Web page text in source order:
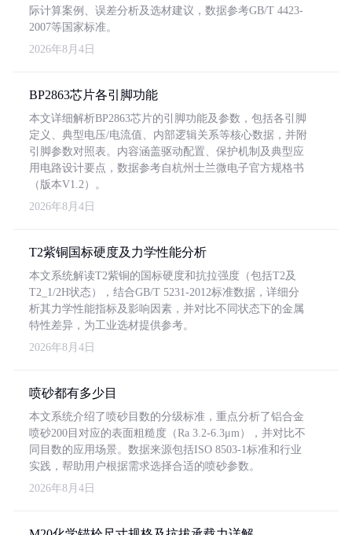
际计算案例、误差分析及选材建议，数据参考GB/T 4423-
2007等国家标准。
2026年8月4日
BP2863芯片各引脚功能
本文详细解析BP2863芯片的引脚功能及参数，包括各引脚
定义、典型电压/电流值、内部逻辑关系等核心数据，并附
引脚参数对照表。内容涵盖驱动配置、保护机制及典型应
用电路设计要点，数据参考自杭州士兰微电子官方规格书
（版本V1.2）。
2026年8月4日
T2紫铜国标硬度及力学性能分析
本文系统解读T2紫铜的国标硬度和抗拉强度（包括T2及
T2_1/2H状态），结合GB/T 5231-2012标准数据，详细分
析其力学性能指标及影响因素，并对比不同状态下的金属
特性差异，为工业选材提供参考。
2026年8月4日
喷砂都有多少目
本文系统介绍了喷砂目数的分级标准，重点分析了铝合金
喷砂200目对应的表面粗糙度（Ra 3.2-6.3μm），并对比不
同目数的应用场景。数据来源包括ISO 8503-1标准和行业
实践，帮助用户根据需求选择合适的喷砂参数。
2026年8月4日